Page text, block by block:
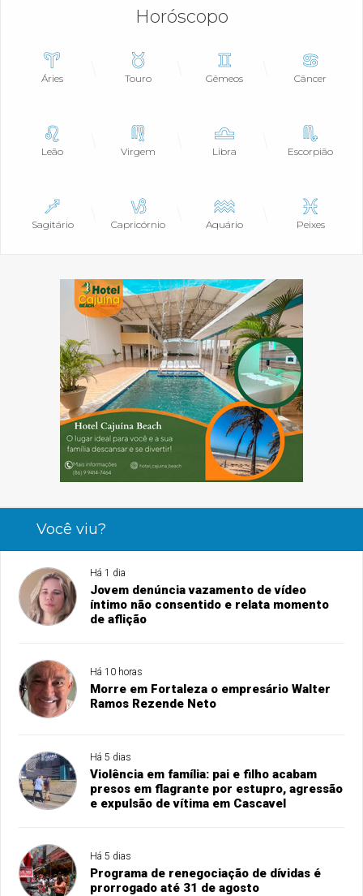
Horóscopo
Áries Touro Gêmeos Câncer
Leão Virgem Libra Escorpião
Sagitário Capricórnio Aquário Peixes
Você viu?
Há 1 dia
Jovem denúncia vazamento de vídeo
íntimo não consentido e relata momento
de aflição
Há 10 horas
Morre em Fortaleza o empresário Walter
Ramos Rezende Neto
Há 5 dias
Violência em família: pai e filho acabam
presos em flagrante por estupro, agressão
e expulsão de vítima em Cascavel
Há 5 dias
Programa de renegociação de dívidas é
prorrogado até 31 de agosto